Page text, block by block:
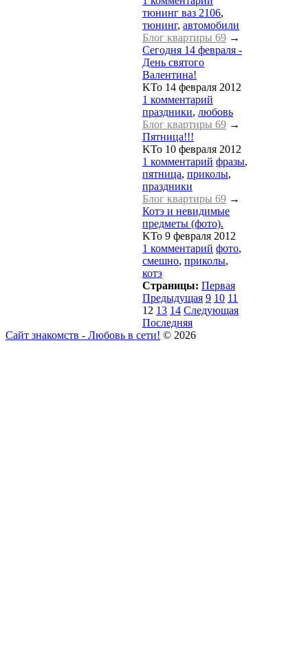
тюнинг ваз 2106,
тюнинг, автомобили
Блог квартиры 69 →
Сегодня 14 февраля -
День святого
Валентина!
KTo 14 февраля 2012
1 комментарий
праздники, любовь
Блог квартиры 69 →
Пятница!!!
KTo 10 февраля 2012
1 комментарий фразы,
пятница, приколы,
праздники
Блог квартиры 69 →
Котэ и невидимые
предметы (фото).
KTo 9 февраля 2012
1 комментарий фото,
смешно, приколы,
котэ
Страницы: Первая
Предыдущая 9 10 11
12 13 14 Следующая
Последняя
Сайт знакомств - Любовь в сети! © 2026